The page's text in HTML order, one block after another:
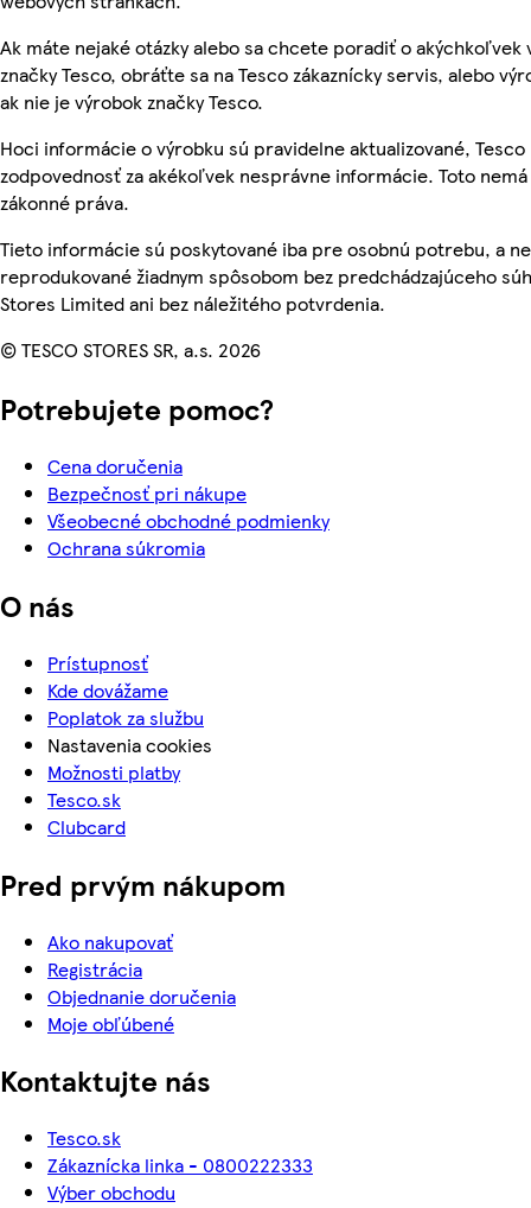
Ak máte nejaké otázky alebo sa chcete poradiť o akýchkoľvek
značky Tesco, obráťte sa na Tesco zákaznícky servis, alebo
ak nie je výrobok značky Tesco.
Hoci informácie o výrobku sú pravidelne aktualizované, Tesco
zodpovednosť za akékoľvek nesprávne informácie. Toto nemá
zákonné práva.
Tieto informácie sú poskytované iba pre osobnú potrebu, a
reprodukované žiadnym spôsobom bez predchádzajúceho
Stores Limited ani bez náležitého potvrdenia.
© TESCO STORES SR, a.s. 2026
Potrebujete pomoc?
Cena doručenia
Bezpečnosť pri nákupe
Všeobecné obchodné podmienky
Ochrana súkromia
O nás
Prístupnosť
Kde dovážame
Poplatok za službu
Nastavenia cookies
Možnosti platby
Tesco.sk
Clubcard
Pred prvým nákupom
Ako nakupovať
Registrácia
Objednanie doručenia
Moje obľúbené
Kontaktujte nás
Tesco.sk
Zákaznícka linka - 0800222333
Výber obchodu